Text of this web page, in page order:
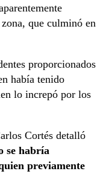
que culminó en
proporcionados
había tenido
lo increpó por los
Cortés detalló
se habría
previamente